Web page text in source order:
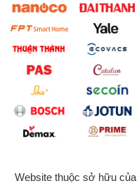
Website thuộc sở hữu